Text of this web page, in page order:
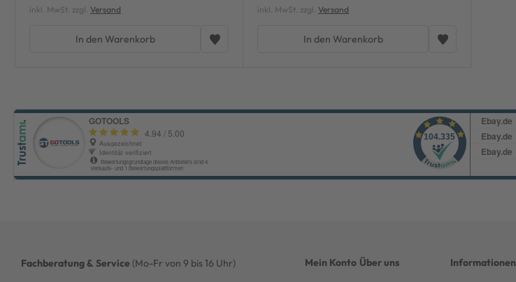
inkl. MwSt. zzgl. Versand
In den Warenkorb
inkl. MwSt. zzgl. Versand
In den Warenkorb
Fachberatung & Service (Mo-Fr von 9 bis 16 Uhr) Mein Konto Über uns Informationen